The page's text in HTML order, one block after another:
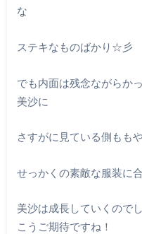
な
ステキなものばかり☆彡
でも内面は残念ながらか
美沙に
さすがに見ている側もも
せっかくの素敵な服装に
美沙は成長していくので
こうご期待ですね！